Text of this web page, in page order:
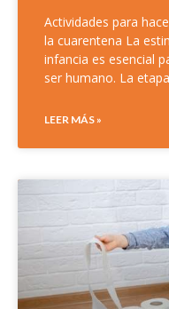
Actividades para
la cuarentena La
infancia es esencial
ser humano. La
LEER MÁS »